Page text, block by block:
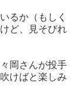
るか（もしく
ど、見そびれ
岡さんが投手
けばと楽しみ